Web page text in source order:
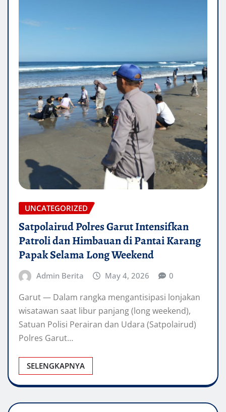
UNCATEGORIZED
Satpolairud Polres Garut Intensifkan
Patroli dan Himbauan di Pantai Karang
Papak Selama Long Weekend
Admin Berita May 4, 2026 0
Garut — Dalam rangka mengantisipasi lonjakan
wisatawan saat libur panjang (long weekend),
Satuan Polisi Perairan dan Udara (Satpolairud)
Polres Garut…
SELENGKAPNYA